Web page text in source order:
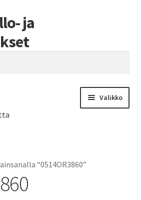
ja
Valikko
“0514OR3860”